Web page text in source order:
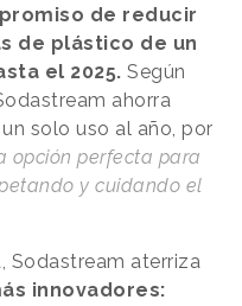
de reducir
de plástico de un
el 2025. Según
ahorra
solo uso al año, por
opción perfecta para
y cuidando el
Sodastream aterriza
innovadores: